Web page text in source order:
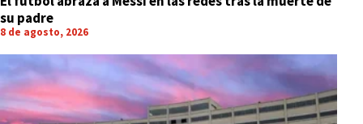
su padre
8 de agosto, 2026